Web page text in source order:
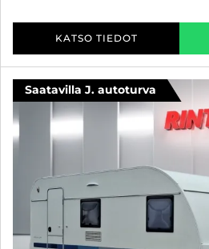
KATSO TIEDOT
Saatavilla J. autoturva